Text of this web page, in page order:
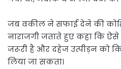
जब वकील ने सफाई देने की
नाराजगी जताते हुए कहा कि
जरूरी है और दहेज उत्पीड़न को
लिया जा सकता।